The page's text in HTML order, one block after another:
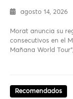
agosto 14, 2026
Morat anuncia su
consecutivos en el
Mañana World
Recomendados